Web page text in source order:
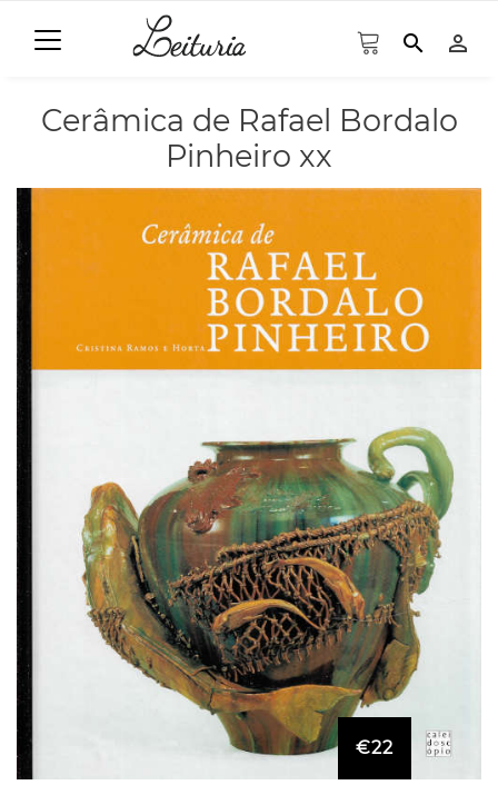
search person_outline
Cerâmica de Rafael Bordalo
Pinheiro xx
€22